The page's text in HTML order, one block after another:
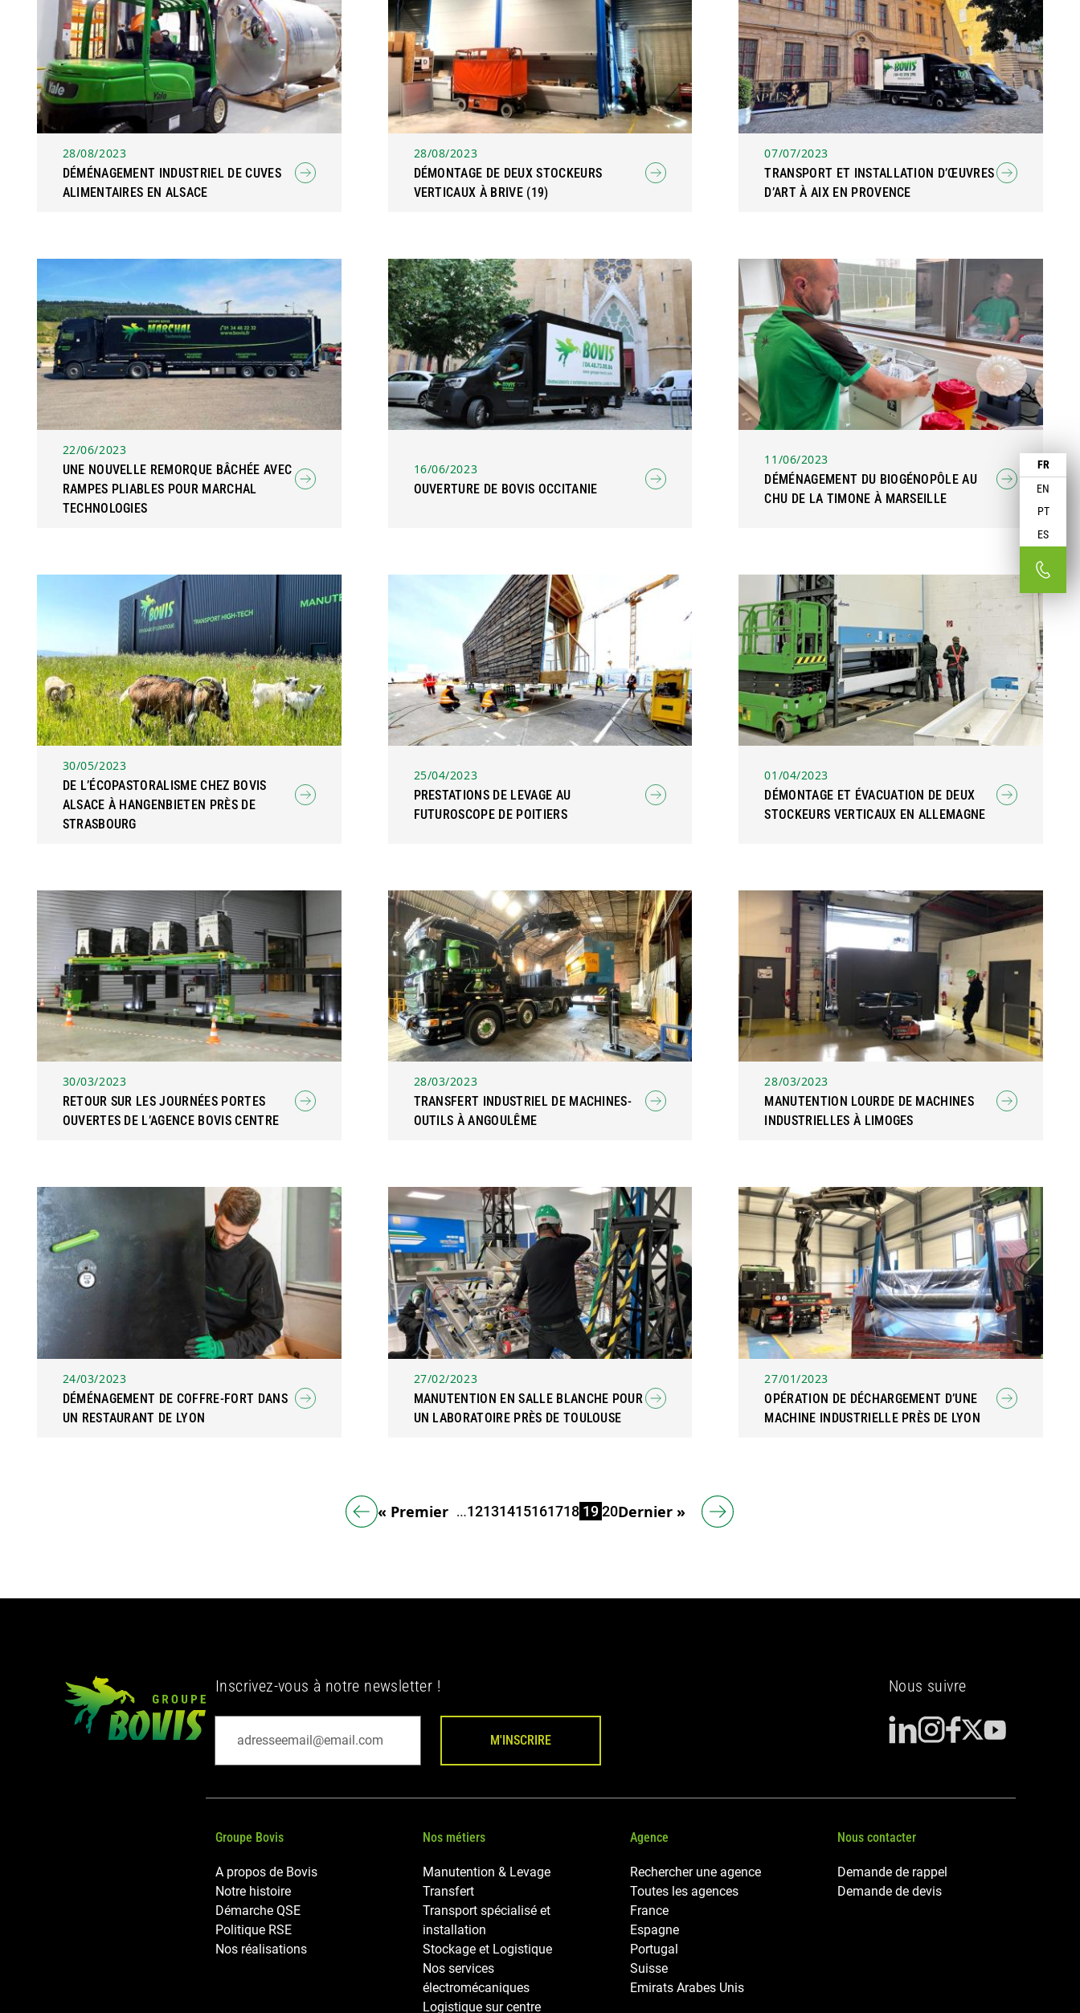
FR
EN
PT
ES
28/08/2023
DÉMÉNAGEMENT INDUSTRIEL DE CUVES
ALIMENTAIRES EN ALSACE
28/08/2023
DÉMONTAGE DE DEUX STOCKEURS
VERTICAUX À BRIVE (19)
07/07/2023
TRANSPORT ET INSTALLATION D’ŒUVRES
D’ART À AIX EN PROVENCE
22/06/2023
UNE NOUVELLE REMORQUE BÂCHÉE AVEC
RAMPES PLIABLES POUR MARCHAL
TECHNOLOGIES
16/06/2023
OUVERTURE DE BOVIS OCCITANIE
11/06/2023
DÉMÉNAGEMENT DU BIOGÉNOPÔLE AU
CHU DE LA TIMONE À MARSEILLE
30/05/2023
DE L’ÉCOPASTORALISME CHEZ BOVIS
ALSACE À HANGENBIETEN PRÈS DE
STRASBOURG
25/04/2023
PRESTATIONS DE LEVAGE AU
FUTUROSCOPE DE POITIERS
01/04/2023
DÉMONTAGE ET ÉVACUATION DE DEUX
STOCKEURS VERTICAUX EN ALLEMAGNE
30/03/2023
RETOUR SUR LES JOURNÉES PORTES
OUVERTES DE L’AGENCE BOVIS CENTRE
28/03/2023
TRANSFERT INDUSTRIEL DE MACHINES-
OUTILS À ANGOULÊME
28/03/2023
MANUTENTION LOURDE DE MACHINES
INDUSTRIELLES À LIMOGES
24/03/2023
DÉMÉNAGEMENT DE COFFRE-FORT DANS
UN RESTAURANT DE LYON
27/02/2023
MANUTENTION EN SALLE BLANCHE POUR
UN LABORATOIRE PRÈS DE TOULOUSE
27/01/2023
OPÉRATION DE DÉCHARGEMENT D’UNE
MACHINE INDUSTRIELLE PRÈS DE LYON
Première page
« Premier …Page
12Page
13Page
14Page
15Page
16Page
17Page
18 Page
19Page
20Dernière page
Dernier »
Inscrivez-vous à notre newsletter !
M'INSCRIRE
Nous suivre
Groupe Bovis
A propos de Bovis
Notre histoire
Démarche QSE
Politique RSE
Nos réalisations
Nos métiers
Manutention & Levage
Transfert
Transport spécialisé et
installation
Stockage et Logistique
Nos services
électromécaniques
Logistique sur centre
Agence
Rechercher une agence
Toutes les agences
France
Espagne
Portugal
Suisse
Emirats Arabes Unis
Nous contacter
Demande de rappel
Demande de devis